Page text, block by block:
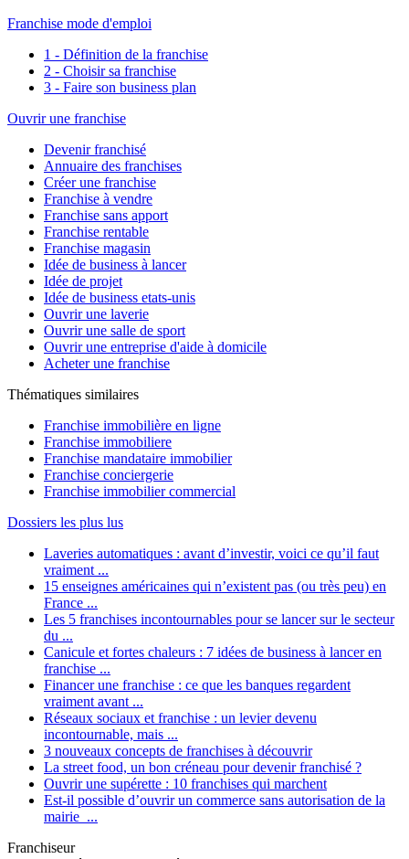
Franchise mode d'emploi
1 - Définition de la franchise
2 - Choisir sa franchise
3 - Faire son business plan
Ouvrir une franchise
Devenir franchisé
Annuaire des franchises
Créer une franchise
Franchise à vendre
Franchise sans apport
Franchise rentable
Franchise magasin
Idée de business à lancer
Idée de projet
Idée de business etats-unis
Ouvrir une laverie
Ouvrir une salle de sport
Ouvrir une entreprise d'aide à domicile
Acheter une franchise
Thématiques similaires
Franchise immobilière en ligne
Franchise immobiliere
Franchise mandataire immobilier
Franchise conciergerie
Franchise immobilier commercial
Dossiers les plus lus
Laveries automatiques : avant d’investir, voici ce qu’il faut
vraiment ...
15 enseignes américaines qui n’existent pas (ou très peu) en
France ...
Les 5 franchises incontournables pour se lancer sur le secteur
du ...
Canicule et fortes chaleurs : 7 idées de business à lancer en
franchise ...
Financer une franchise : ce que les banques regardent
vraiment avant ...
Réseaux sociaux et franchise : un levier devenu
incontournable, mais ...
3 nouveaux concepts de franchises à découvrir
La street food, un bon créneau pour devenir franchisé ?
Ouvrir une supérette : 10 franchises qui marchent
Est-il possible d’ouvrir un commerce sans autorisation de la
mairie ...
Franchiseur